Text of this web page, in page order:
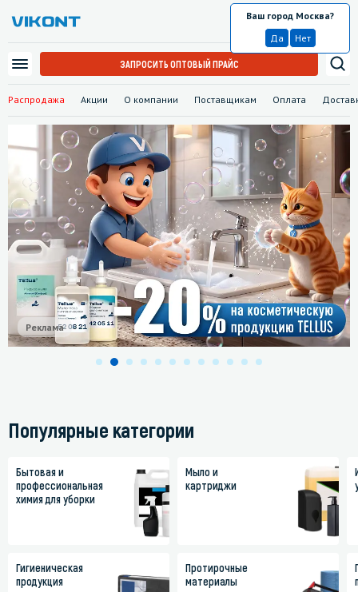
Распродажа Акции О компании Поставщикам Оплата
Москва
Ваш город Москва?
Да
Нет
ЗАПРОСИТЬ ОПТОВЫЙ ПРАЙС
Реклама
Популярные категории
Бытовая и
профессиональная
химия для уборки
Гигиеническая
продукция
Мыло и
картриджи
Протирочные
материалы